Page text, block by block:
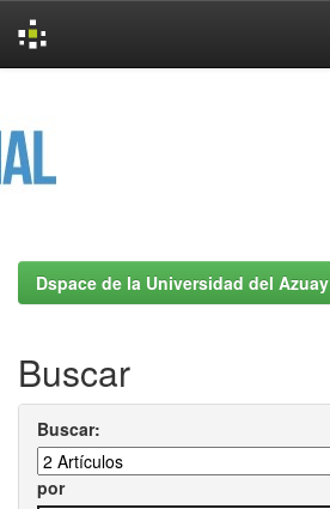
Dspace de la Universidad del Azuay
Buscar
Buscar:
por